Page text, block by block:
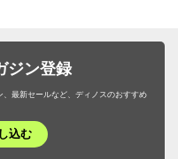
ジン登録
最新セールなど、ディノスのおすすめ
込む